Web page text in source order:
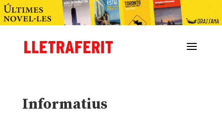
Informatius